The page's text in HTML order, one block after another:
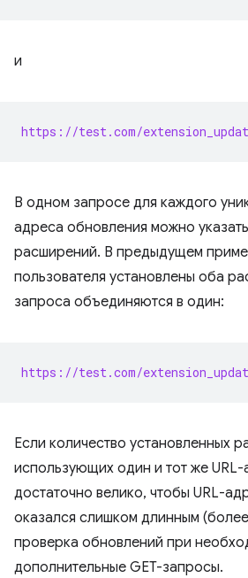
и
https://test.com/
В одном запросе для каждого
адреса обновления можно
расширений. В предыдущем
пользователя установлены оба
запроса объединяются в один:
https://test.com/
Если количество установленных
использующих один и тот же
достаточно велико, чтобы URL-
оказался слишком длинным
проверка обновлений при
дополнительные GET-запросы.